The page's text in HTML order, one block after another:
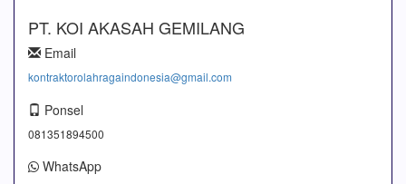
PT. KOI AKASAH GEMILANG
Email
kontraktorolahragaindonesia@gmail.com
Ponsel
081351894500
WhatsApp